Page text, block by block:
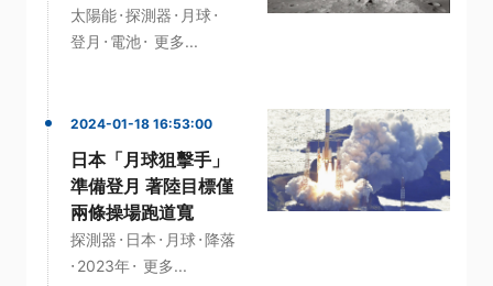
太陽能·探測器 · 月球·
登月 · 電池· 更多...
2024-01-18 16:53:00
日本「月球狙擊手」
準備登月 著陸目標僅
兩條操場跑道寬
探測器 · 日本 · 月球·降落
· 2023年· 更多...